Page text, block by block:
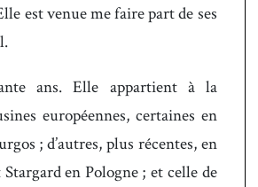
est venue me faire part de ses
ans. Elle appartient à la
européennes, certaines en
; d’autres, plus récentes, en
en Pologne ; et celle de